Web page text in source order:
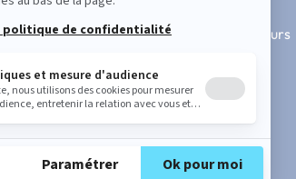
101 nuits d'essai
Paiement 3x ou 4x sans frais
Demande de retour
Faire une réclamation
Nos revendeurs